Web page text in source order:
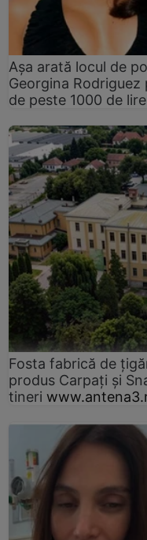
Așa arată locul de
Georgina
de peste 1000 de
Fosta fabrică de
produs Carpați și
tineri